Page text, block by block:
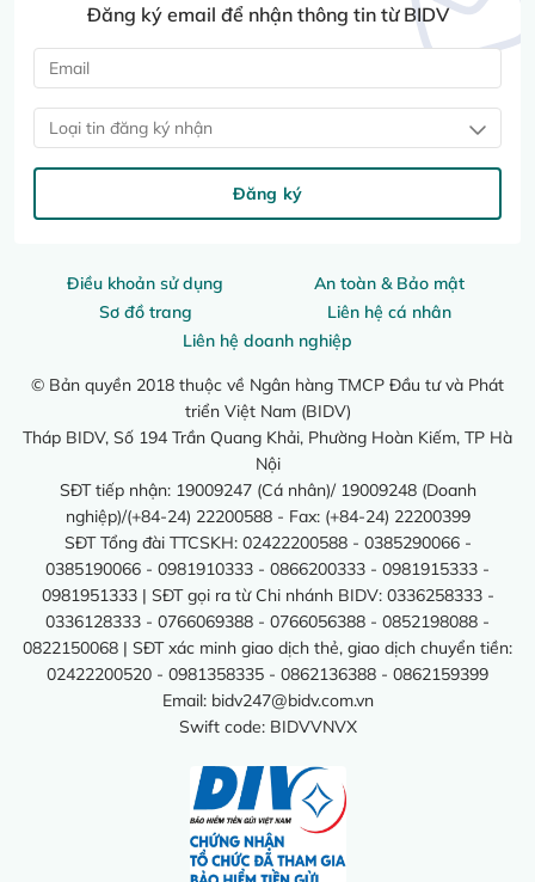
Điều khoản sử dụng
An toàn & Bảo mật
Sơ đồ trang
Liên hệ cá nhân
Liên hệ doanh nghiệp
© Bản quyền 2018 thuộc về Ngân hàng TMCP Đầu tư và Phát
triển Việt Nam (BIDV)
Tháp BIDV, Số 194 Trần Quang Khải, Phường Hoàn Kiếm, TP Hà
Nội
SĐT tiếp nhận: 19009247 (Cá nhân)/ 19009248 (Doanh
nghiệp)/(+84-24) 22200588 - Fax: (+84-24) 22200399
SĐT Tổng đài TTCSKH: 02422200588 - 0385290066 -
0385190066 - 0981910333 - 0866200333 - 0981915333 -
0981951333 | SĐT gọi ra từ Chi nhánh BIDV: 0336258333 -
0336128333 - 0766069388 - 0766056388 - 0852198088 -
0822150068 | SĐT xác minh giao dịch thẻ, giao dịch chuyển tiền:
02422200520 - 0981358335 - 0862136388 - 0862159399
Email: bidv247@bidv.com.vn
Swift code: BIDVVNVX
Đăng ký email để nhận thông tin từ BIDV
Loại tin đăng ký nhận
Đăng ký